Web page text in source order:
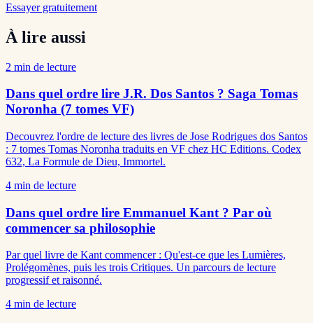
Essayer gratuitement
À lire aussi
2 min de lecture
Dans quel ordre lire J.R. Dos Santos ? Saga Tomas
Noronha (7 tomes VF)
Decouvrez l'ordre de lecture des livres de Jose Rodrigues dos Santos
: 7 tomes Tomas Noronha traduits en VF chez HC Editions. Codex
632, La Formule de Dieu, Immortel.
4 min de lecture
Dans quel ordre lire Emmanuel Kant ? Par où
commencer sa philosophie
Par quel livre de Kant commencer : Qu'est-ce que les Lumières,
Prolégomènes, puis les trois Critiques. Un parcours de lecture
progressif et raisonné.
4 min de lecture